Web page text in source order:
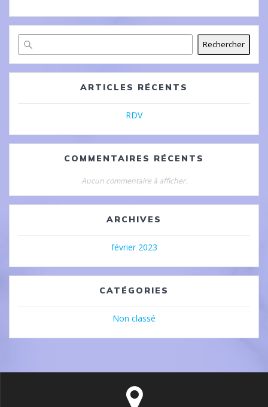
Rechercher
ARTICLES RÉCENTS
RDV
COMMENTAIRES RÉCENTS
Aucun commentaire à afficher.
ARCHIVES
février 2023
CATÉGORIES
Non classé